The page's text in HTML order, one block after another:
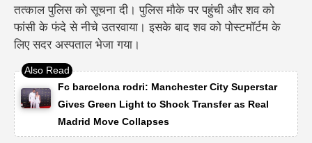
तत्काल पुलिस को सूचना दी। पुलिस मौके पर पहुंची और शव को
फांसी के फंदे से नीचे उतरवाया। इसके बाद शव को पोस्टमॉर्टम के
लिए सदर अस्पताल भेजा गया।
Fc barcelona rodri: Manchester City Superstar
Gives Green Light to Shock Transfer as Real
Madrid Move Collapses